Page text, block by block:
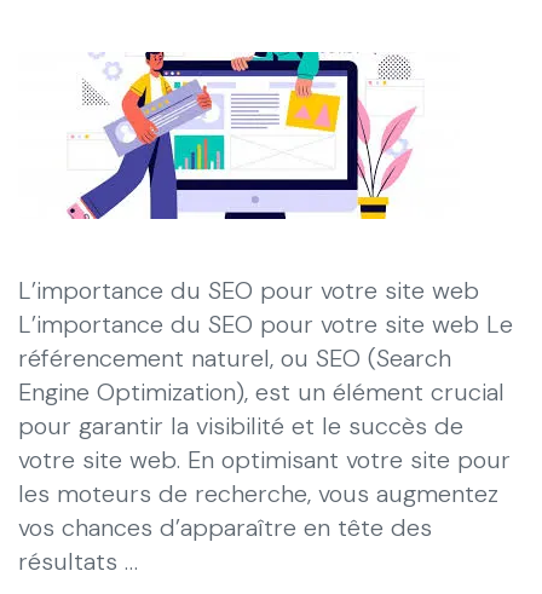
L’importance du SEO pour votre site web
L’importance du SEO pour votre site web Le
référencement naturel, ou SEO (Search
Engine Optimization), est un élément crucial
pour garantir la visibilité et le succès de
votre site web. En optimisant votre site pour
les moteurs de recherche, vous augmentez
vos chances d’apparaître en tête des
résultats …